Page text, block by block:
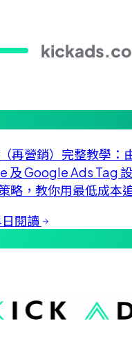
再營銷）完整教學：
及 Google Ads Tag
略，教你用最低成本
閱讀